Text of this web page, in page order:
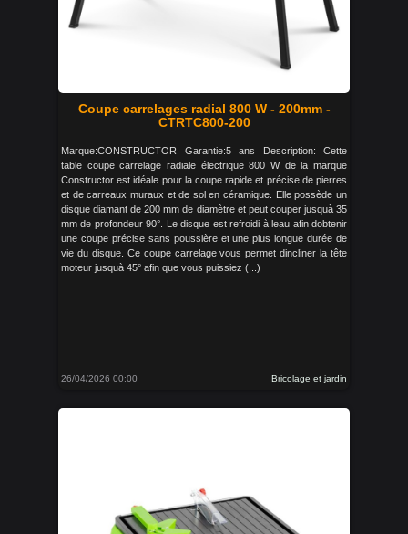
Coupe carrelages radial 800 W - 200mm -
CTRTC800-200
Marque:CONSTRUCTOR Garantie:5 ans Description: Cette
table coupe carrelage radiale électrique 800 W de la marque
Constructor est idéale pour la coupe rapide et précise de pierres
et de carreaux muraux et de sol en céramique. Elle possède un
disque diamant de 200 mm de diamètre et peut couper jusquà 35
mm de profondeur 90°. Le disque est refroidi à leau afin dobtenir
une coupe précise sans poussière et une plus longue durée de
vie du disque. Ce coupe carrelage vous permet dincliner la tête
moteur jusquà 45° afin que vous puissiez (...)
26/04/2026 00:00 Bricolage et jardin